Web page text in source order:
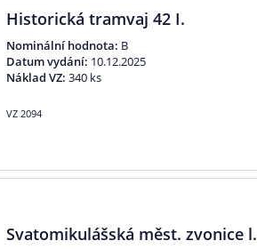
Historická tramvaj 42 I.
Nominální hodnota: B
Datum vydání: 10.12.2025
Náklad VZ: 340 ks
VZ 2094
Svatomikulášská měst. zvonice l.